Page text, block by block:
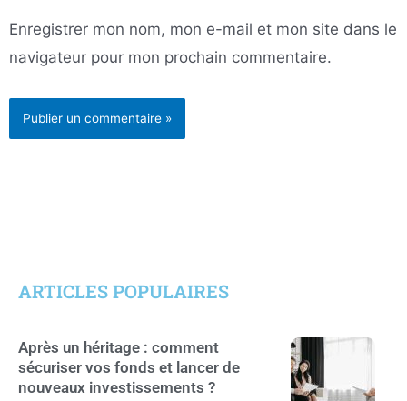
Enregistrer mon nom, mon e-mail et mon site dans le
navigateur pour mon prochain commentaire.
ARTICLES POPULAIRES
Après un héritage : comment
sécuriser vos fonds et lancer de
nouveaux investissements ?